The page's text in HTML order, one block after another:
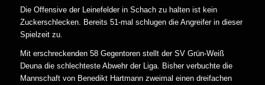
Die Offensive der Leinefelder in Schach zu halten ist kein
Zuckerschlecken. Bereits 51-mal schlugen die Angreifer in dieser
Spielzeit zu.
Mit erschreckenden 58 Gegentoren stellt der SV Grün-Weiß
Deuna die schlechteste Abwehr der Liga. Bisher verbuchte die
Mannschaft von Benedikt Hartmann zweimal einen dreifachen